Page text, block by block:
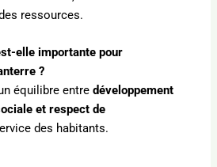
ressources.
elle importante pour
?
équilibre entredéveloppement
et respect de
des habitants.